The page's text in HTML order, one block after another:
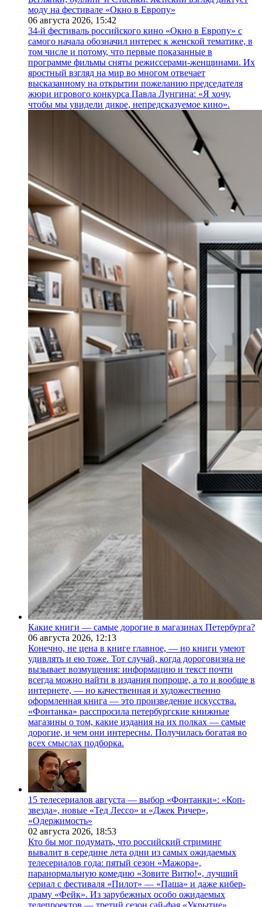
моду на фестивале «Окно в Европу»
06 августа 2026, 15:42
34-й фестиваль российского кино «Окно в Европу» с
самого начала обозначил интерес к женской тематике, в
том числе и потому, что первые показанные в
программе фильмы сняты режиссерами-женщинами. Их
яростный взгляд на мир во многом отвечает
высказанному на открытии пожеланию председателя
жюри игрового конкурса Павла Лунгина: «Я хочу,
чтобы мы увидели дикое, непредсказуемое кино».
Какие книги — самые дорогие в магазинах Петербурга?
06 августа 2026, 12:13
Конечно, не цена в книге главное, — но книги умеют
удивлять и ею тоже. Тот случай, когда дороговизна не
вызывает возмущения: информацию и текст почти
всегда можно найти в издания попроще, а то и вообще в
интернете, — но качественная и художественно
оформленная книга — это произведение искусства.
«Фонтанка» расспросила петербургские книжные
магазины о том, какие издания на их полках — самые
дорогие, и чем они интересны. Получилась богатая во
всех смыслах подборка.
15 телесериалов августа — выбор «Фонтанки»: «Коп-
звезда», новые «Тед Лессо» и «Джек Ричер»,
«Одержимость»
02 августа 2026, 18:53
Кто бы мог подумать, что российский стриминг
вывалит в середине лета одни из самых ожидаемых
телесериалов года: пятый сезон «Мажора»,
паранормальную комедию «Зовите Витю!», лучший
сериал с фестиваля «Пилот» — «Паша» и даже кибер-
драму «Фейк». Из зарубежных особо ожидаемых